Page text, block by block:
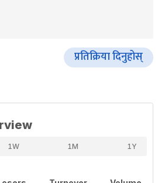
प्रतिक्रिया दिनुहोस्